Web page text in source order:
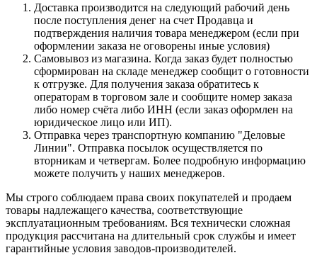
Доставка производится на следующий рабочий день
после поступления денег на счет Продавца и
подтверждения наличия товара менеджером (если при
оформлении заказа не оговорены иные условия)
Самовывоз из магазина. Когда заказ будет полностью
сформирован на складе менеджер сообщит о готовности
к отгрузке. Для получения заказа обратитесь к
операторам в торговом зале и сообщите номер заказа
либо номер счёта либо ИНН (если заказ оформлен на
юридическое лицо или ИП).
Отправка через транспортную компанию "Деловые
Линии". Отправка посылок осуществляется по
вторникам и четвергам. Более подробную информацию
можете получить у наших менеджеров.
Мы строго соблюдаем права своих покупателей и продаем
товары надлежащего качества, соответствующие
эксплуатационным требованиям. Вся технически сложная
продукция рассчитана на длительный срок службы и имеет
гарантийные условия заводов-производителей.